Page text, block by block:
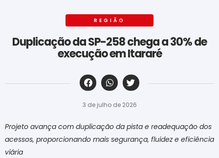
REGIÃO
Duplicação da SP-258 chega a 30% de
execução em Itararé
‎ ‎ ‎ ‎ ‎ ‎ ‎ ‎ ‎ ‎ ‎ ‎ ‎ ‎ ‎ ‎ ‎ ‎ ‎ ‎ ‎ ‎ ‎ ‎ ‎ ‎ ‎ ‎ ‎ ‎ ‎
3 de julho de 2026
Projeto avança com duplicação da pista e readequação dos
acessos, proporcionando mais segurança, fluidez e eficiência
viária